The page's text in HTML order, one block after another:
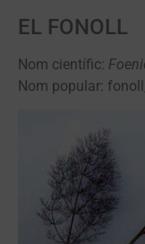
EL FONOLL
Nom científic:
Nom popular: